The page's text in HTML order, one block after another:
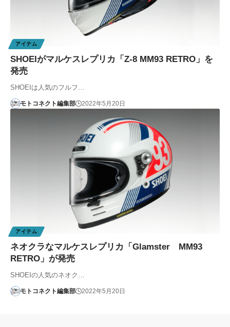
アイテム
SHOEIがマルケスレプリカ「Z-8 MM93 RETRO」を
発売
SHOEIは人気のフルフ…
モトコネクト編集部 2022年5月20日
アイテム
ネオクラなマルケスレプリカ「Glamster MM93
RETRO」が発売
SHOEIの人気のネオク…
モトコネクト編集部 2022年5月20日